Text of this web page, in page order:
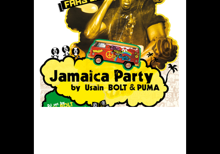
Anti chute cheveux homme : quelles solutions pour renforcer sa chevelure ?
[CONCOURS] Jamaica Party – Une soirée avec
Usain Bolt
En Mode Fashion
25 juin 2011
CONCOURS
21 Commentaires